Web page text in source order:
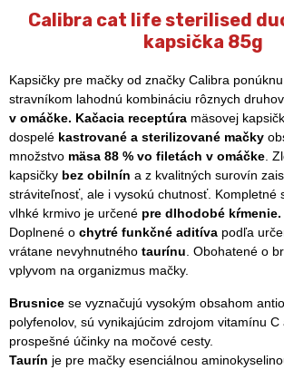
Calibra cat life sterilised
kapsička 85g
Kapsičky pre mačky od značky Calibra
stravníkom lahodnú kombináciu rôznych druhov
v omáčke. Kačacia receptúra mäsovej
dospelé kastrované a sterilizované mačky
množstvo mäsa 88 % vo filetách v omáčke .
kapsičky bez obilnín a z kvalitných surovín
stráviteľnosť, ale i vysokú chutnosť. Kompletné
vlhké krmivo je určené pre dlhodobé kŕmenie.
Doplnené o chytré funkčné aditíva podľa
vrátane nevyhnutného taurínu . Obohatené o
vplyvom na organizmus mačky.
Brusnice se vyznačujú vysokým obsahom
polyfenolov, sú vynikajúcim zdrojom vitamínu
prospešné účinky na močové cesty.
Taurín je pre mačky esenciálnou